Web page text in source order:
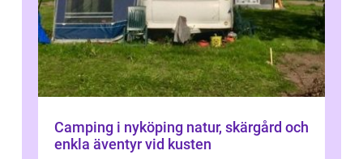
Camping i nyköping natur, skärgård och
enkla äventyr vid kusten